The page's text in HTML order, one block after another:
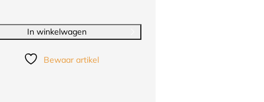
In winkelwagen
Bewaar artikel